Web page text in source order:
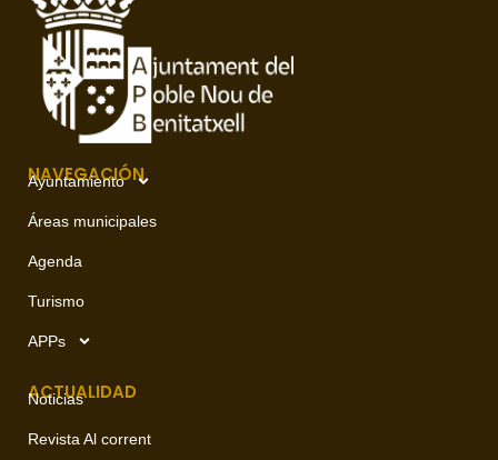
NAVEGACIÓN
Ayuntamiento
Áreas municipales
Agenda
Turismo
APPs
ACTUALIDAD
Noticias
Revista Al corrent